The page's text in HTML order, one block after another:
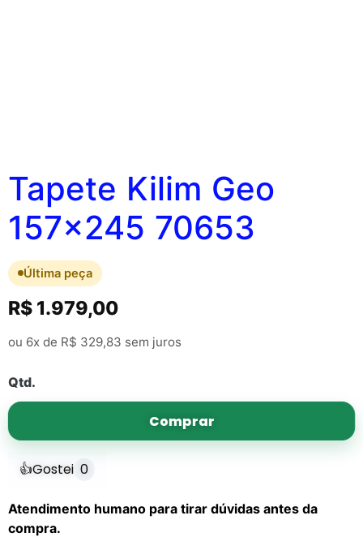
Tapete Kilim Geo
157×245 70653
Última peça
R$ 1.979,00
ou 6x de R$ 329,83 sem juros
Qtd.
Comprar
👍Gostei 0
Atendimento humano para tirar dúvidas antes da
compra.